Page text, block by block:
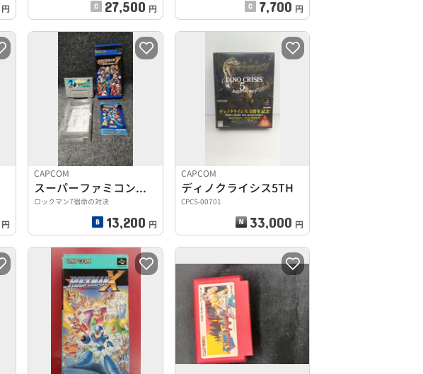
円 27,500 円 7,700 円
円
CAPCOM
スーパーファミコンソフト
ロックマン7宿命の対決
13,200 円
CAPCOM
ディノクライシス5TH
CPCS-00701
33,000 円